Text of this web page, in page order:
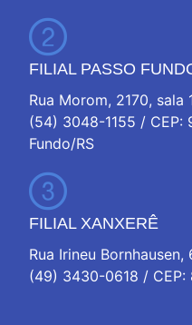
FILIAL PASSO
Rua Morom, 2170, sala
(54) 3048-1155 / CEP:
Fundo/RS
FILIAL XANXERÊ
Rua Irineu Bornhausen,
(49) 3430-0618 /